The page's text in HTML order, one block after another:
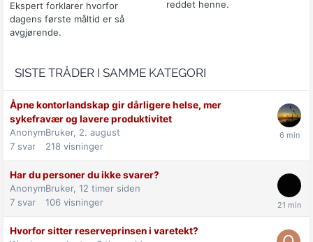
Ekspert forklarer hvorfor
dagens første måltid er så
avgjørende.
reddet henne.
SISTE TRÅDER I SAMME KATEGORI
Åpne kontorlandskap gir dårligere helse, mer
sykefravær og lavere produktivitet
AnonymBruker, 2. august
7 svar 218 visninger
Har du personer du ikke svarer?
AnonymBruker, 12 timer siden
7 svar 106 visninger
Hvorfor sitter reserveprinsen i varetekt?